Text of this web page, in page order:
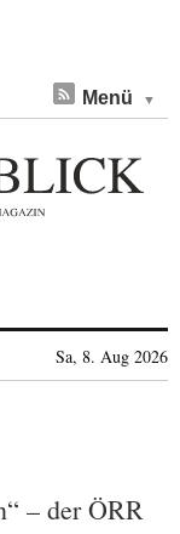
Menü
Sa, 8. Aug 2026
– der ÖRR